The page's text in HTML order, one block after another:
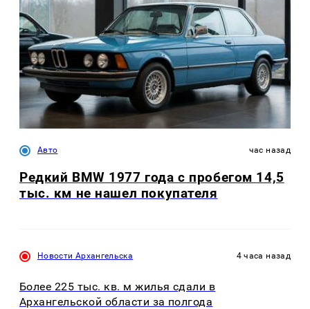
Авто час назад
Редкий BMW 1977 года с пробегом 14,5
тыс. км не нашел покупателя
Новости Архангельска 4 часа назад
Более 225 тыс. кв. м жилья сдали в
Архангельской области за полгода